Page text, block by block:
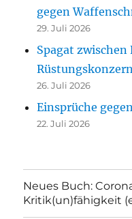
gegen
29. Juli 2026
Spagat
Rüstungskonzern
26. Juli 2026
Einsprüche
22. Juli 2026
Neues Buch:
Kritik(un)fähigkeit